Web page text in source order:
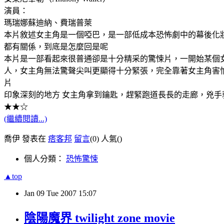
演員：
瑪瑞娜蘇迪納、費瑞普萊
本片敘述女主角是一個啞巴，是一部低成本恐怖劇中的幕後
都有關係，到底是怎麼回是呢
本片是一部看起來很普通卻是十分精采的驚悚片，一開始某
人，女主角無法驚聲尖叫更顯得十分緊張，完全靠著女主角
片
印象深刻的地方 女主角拿到鑰匙，趕緊跑道長長的走廊，兇
★★☆
(繼續閱讀...)
喬伊 發表在 痞客邦 留言(0) 人氣()
個人分類： 恐怖驚悚
▲top
Jan 09 Tue 2007 15:07
陰陽魔界 twilight zone movie